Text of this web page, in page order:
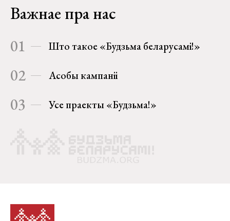
Важнае пра нас
01 Што такое «Будзьма беларусамі!»
02 Асобы кампаніі
03 Усе праекты «Будзьма!»